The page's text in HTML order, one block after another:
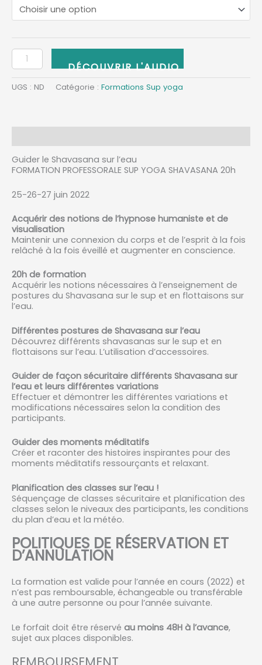
AJOUTER AU PANIER
UGS : ND Catégorie : Formations Sup yoga
Guider le Shavasana sur l’eau
FORMATION PROFESSORALE SUP YOGA SHAVASANA 20h
25-26-27 juin 2022
Acquérir des notions de l’hypnose humaniste et de
visualisation
Maintenir une connexion du corps et de l’esprit à la fois
relâché à la fois éveillé et augmenter en conscience.
20h de formation
Acquérir les notions nécessaires à l’enseignement de
postures du Shavasana sur le sup et en flottaisons sur
l’eau.
Différentes postures de Shavasana sur l’eau
Découvrez différents shavasanas sur le sup et en
flottaisons sur l’eau. L’utilisation d’accessoires.
Guider de façon sécuritaire différents Shavasana sur
l’eau et leurs différentes variations
Effectuer et démontrer les différentes variations et
modifications nécessaires selon la condition des
participants.
Guider des moments méditatifs
Créer et raconter des histoires inspirantes pour des
moments méditatifs ressourçants et relaxant.
Planification des classes sur l’eau !
Séquençage de classes sécuritaire et planification des
classes selon le niveaux des participants, les conditions
du plan d’eau et la météo.
POLITIQUES DE RÉSERVATION ET
D’ANNULATION
La formation est valide pour l’année en cours (2022) et
n’est pas remboursable, échangeable ou transférable
à une autre personne ou pour l’année suivante.
Le forfait doit être réservé au moins 48H à l’avance,
sujet aux places disponibles.